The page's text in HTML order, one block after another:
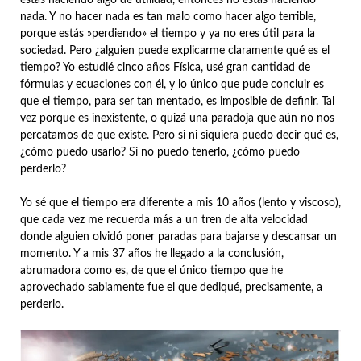
nada. Y no hacer nada es tan malo como hacer algo terrible,
porque estás »perdiendo» el tiempo y ya no eres útil para la
sociedad. Pero ¿alguien puede explicarme claramente qué es el
tiempo? Yo estudié cinco años Física, usé gran cantidad de
fórmulas y ecuaciones con él, y lo único que pude concluir es
que el tiempo, para ser tan mentado, es imposible de definir. Tal
vez porque es inexistente, o quizá una paradoja que aún no nos
percatamos de que existe. Pero si ni siquiera puedo decir qué es,
¿cómo puedo usarlo? Si no puedo tenerlo, ¿cómo puedo
perderlo?
Yo sé que el tiempo era diferente a mis 10 años (lento y viscoso),
que cada vez me recuerda más a un tren de alta velocidad
donde alguien olvidó poner paradas para bajarse y descansar un
momento. Y a mis 37 años he llegado a la conclusión,
abrumadora como es, de que el único tiempo que he
aprovechado sabiamente fue el que dediqué, precisamente, a
perderlo.